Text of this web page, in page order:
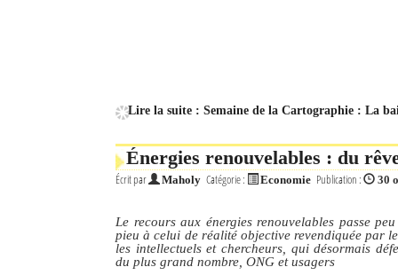
Lire la suite : Semaine de la Cartographie : La
Énergies renouvelables : du
Écrit par Maholy Catégorie : Economie Publication : 30
Le recours aux énergies renouvelables passe
pieu à celui de réalité objective revendiquée par
les intellectuels et chercheurs, qui désormais
du plus grand nombre, ONG et usagers